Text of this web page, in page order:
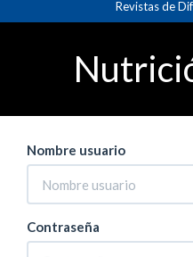
principal
principal
Revistas de
Entrar
Nombre usuario
Contraseña